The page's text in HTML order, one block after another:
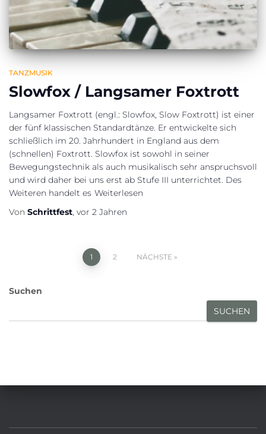
TANZMUSIK
Slowfox / Langsamer Foxtrott
Langsamer Foxtrott (engl.: Slowfox, Slow Foxtrott) ist einer
der fünf klassischen Standardtänze. Er entwickelte sich
schließlich im 20. Jahrhundert in England aus dem
(schnellen) Foxtrott. Slowfox ist sowohl in seiner
Bewegungstechnik als auch musikalisch sehr anspruchsvoll
und wird daher bei uns erst ab Stufe III unterrichtet. Des
Weiteren handelt es Weiterlesen
Von Schrittfest vor 2 Jahren
Seitennummerierung
der
1 2 NÄCHSTE
Suchen
SUCHEN